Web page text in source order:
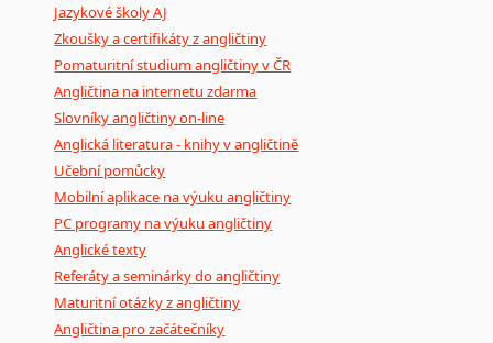
poradny a pravidla
Jazykové školy AJ
Zkoušky a certifikáty z angličtiny
Pomaturitní studium angličtiny v ČR
Angličtina na internetu zdarma
Slovníky angličtiny on-line
Anglická literatura - knihy v angličtině
Učební pomůcky
Mobilní aplikace na výuku angličtiny
PC programy na výuku angličtiny
Anglické texty
Referáty a seminárky do angličtiny
Maturitní otázky z angličtiny
Angličtina pro začátečníky